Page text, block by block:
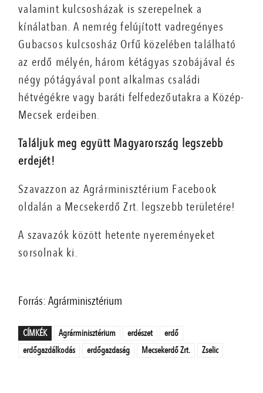
valamint kulcsosházak is szerepelnek a
kínálatban. A nemrég felújított vadregényes
Gubacsos kulcsosház Orfű közelében található
az erdő mélyén, három kétágyas szobájával és
négy pótágyával pont alkalmas családi
hétvégékre vagy baráti felfedezőutakra a Közép-
Mecsek erdeiben.
Találjuk meg együtt Magyarország legszebb
erdejét!
Szavazzon az Agrárminisztérium Facebook
oldalán a Mecsekerdő Zrt. legszebb területére!
A szavazók között hetente nyereményeket
sorsolnak ki.
Forrás: Agrárminisztérium
CÍMKÉK Agrárminisztérium erdészet
erdő
erdőgazdálkodás
erdőgazdaság Mecsekerdő Zrt. Zselic